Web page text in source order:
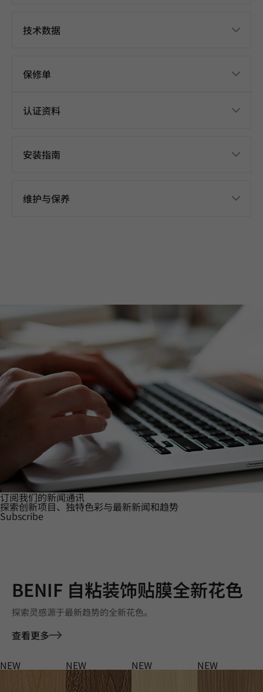
技术数据
保修单
认证资料
安装指南
维护与保养
订阅我们的新闻通讯
探索创新项目、独特色彩与最新新闻和趋势
Subscribe
BENIF 自粘装饰贴膜全新花色
探索灵感源于最新趋势的全新花色。
查看更多
NEW NEW NEW NEW